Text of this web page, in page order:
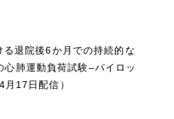
退院後6か月での持続的な
心肺運動負荷試験–パイロッ
17日配信）